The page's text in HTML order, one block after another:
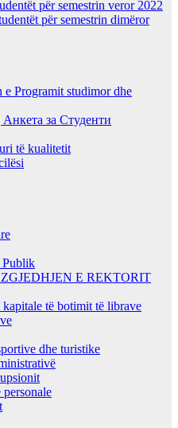
për semestrin veror 2022
për semestrin dimëror
e Programit studimor dhe
за Студенти
të kualitetit
Publik
E REKTORIT
të botimit të librave
dhe turistike